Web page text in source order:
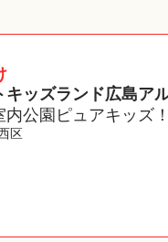
キッズランド広島ア
公園ピュアキッズ！
区